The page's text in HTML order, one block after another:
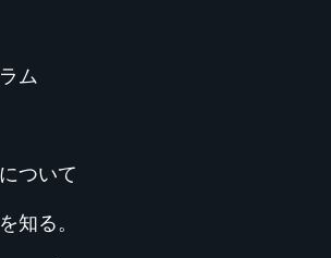
ム
ついて
知る。